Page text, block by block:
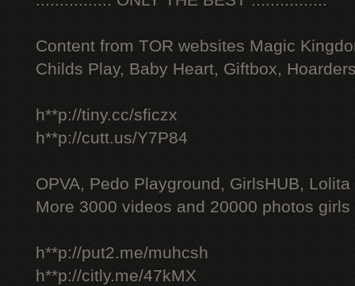
Content from TOR websites Magic
Childs Play, Baby Heart, Giftbox,
h**p://tiny.cc/sficzx
h**p://cutt.us/Y7P84
OPVA, Pedo Playground, GirlsHUB, Lolita
More 3000 videos and 20000 photos
h**p://put2.me/muhcsh
h**p://citly.me/47kMX